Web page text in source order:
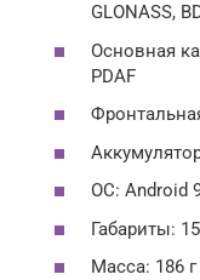
GLONASS,
Основная
PDAF
ОС: Android
Габариты:
Масса: 186 г